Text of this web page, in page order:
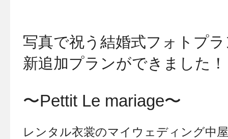
写真で祝う結婚式フォトプ
新追加プランができました！
〜Pettit Le mariage〜
レンタル衣裳のマイウェディング中